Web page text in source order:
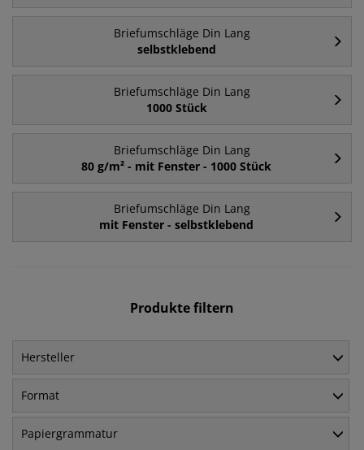
Briefumschläge Din Lang
selbstklebend
Briefumschläge Din Lang
1000 Stück
Briefumschläge Din Lang
80 g/m² - mit Fenster - 1000 Stück
Briefumschläge Din Lang
mit Fenster - selbstklebend
Produkte filtern
Hersteller
Format
Papiergrammatur